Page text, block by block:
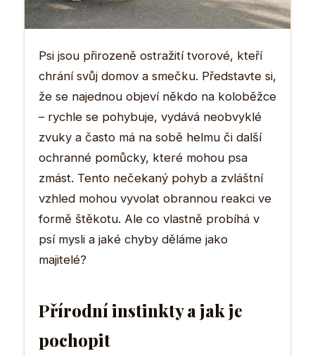
Psi jsou přirozeně ostražití tvorové, kteří
chrání svůj domov a smečku. Představte si,
že se najednou objeví někdo na koloběžce
– rychle se pohybuje, vydává neobvyklé
zvuky a často má na sobě helmu či další
ochranné pomůcky, které mohou psa
zmást. Tento nečekaný pohyb a zvláštní
vzhled mohou vyvolat obrannou reakci ve
formě štěkotu. Ale co vlastně probíhá v
psí mysli a jaké chyby děláme jako
majitelé?
Přírodní instinkty a jak je
pochopit